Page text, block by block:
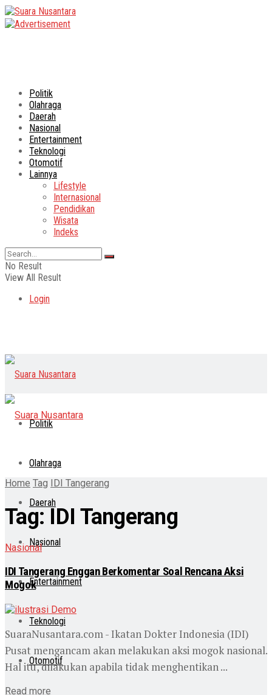
Politik
Olahraga
Daerah
Nasional
Entertainment
Teknologi
Otomotif
Lainnya
Lifestyle
Internasional
Pendidikan
Wisata
Indeks
No Result
View All Result
Login
Politik
Olahraga
Daerah
Nasional
Entertainment
Teknologi
Otomotif
Home Tag IDI Tangerang
Tag: IDI Tangerang
Nasional
IDI Tangerang Enggan Berkomentar Soal Rencana Aksi
Mogok
SuaraNusantara.com - Ikatan Dokter Indonesia (IDI)
Pusat mengancam akan melakukan aksi mogok nasional.
Hal itu, dilakukan apabila tidak menghentikan ...
Read more